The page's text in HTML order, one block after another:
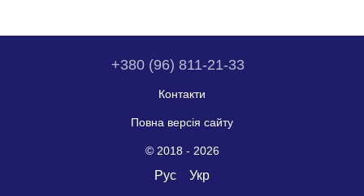
+380 (96) 811-21-33
Контакти
Повна версія сайту
© 2018 - 2026
Рус Укр